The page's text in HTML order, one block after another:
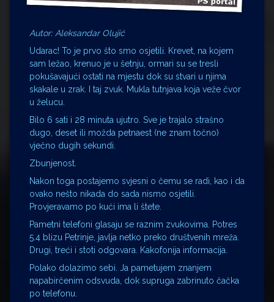
Autor: Aleksandar Olujić
Udarac! To je prvo što smo osjetili. Krevet, na kojem
sam ležao, krenuo je u šetnju, ormari su se tresli
pokušavajući ostati na mjestu dok su stvari u njima
skakale u zrak. I taj zvuk. Mukla tutnjava koja veže čvor
u želucu.
Bilo 6 sati i 28 minuta ujutro. Sve je trajalo strašno
dugo, deset ili možda petnaest (ne znam točno)
vječno dugih sekundi.
Zbunjenost.
Nakon toga postajemo svjesni o čemu se radi, kao i da
ovako nešto nikada do sada nismo osjetili.
Provjeravamo po kući ima li štete.
Pametni telefoni glasaju se raznim zvukovima. Potres
5.4 blizu Petrinje, javlja netko preko društvenih mreža.
Drugi, treći i stoti odgovara. Kakofonija informacija.
Polako dolazimo sebi. Ja pametujem znanjem
napabirčenim odsvuda, dok supruga zabrinuto čačka
po telefonu.